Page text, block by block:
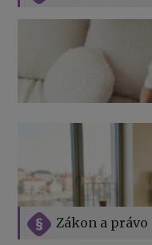
Zákon a právo